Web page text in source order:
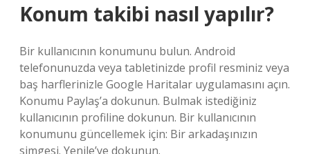
Konum takibi nasıl yapılır?
Bir kullanıcının konumunu bulun. Android
telefonunuzda veya tabletinizde profil resminiz veya
baş harflerinizle Google Haritalar uygulamasını açın.
Konumu Paylaş’a dokunun. Bulmak istediğiniz
kullanıcının profiline dokunun. Bir kullanıcının
konumunu güncellemek için: Bir arkadaşınızın
simgesi. Yenile’ye dokunun.